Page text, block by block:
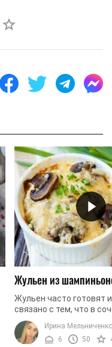
Жульен из
Жульен часто готовят
связано с тем, что в
сливками и сыром
приобретает отличный
очень нежный ...
Ирина Мельниченко
6
50